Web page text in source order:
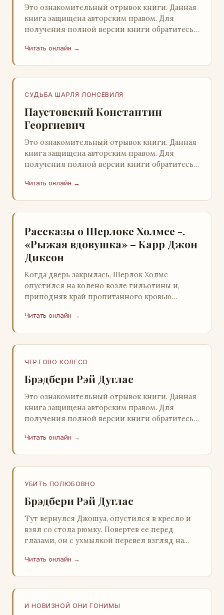
Это ознакомительный отрывок книги. Данная
книга защищена авторским правом. Для
получения полной версии книги обратитесь к
легального ко…
Читать онлайн →
СУДЬБА ШАРЛЯ ЛОНСЕВИЛЯ
Паустовский Константин
Георгиевич
Это ознакомительный отрывок книги. Данная
книга защищена авторским правом. Для
получения полной версии книги обратитесь к
легального ко…
Читать онлайн →
Рассказы о Шерлоке Холмсе -.
«Рыжая вдовушка» – Карр Джон
Диксон
Когда дверь закрылась, Шерлок Холмс
опустился на колено возле гильотины и,
приподняв край пропитанного кровью
скрывался под ним…
Читать онлайн →
ЧЕРТОВО КОЛЕСО
Брэдбери Рэй Дуглас
Это ознакомительный отрывок книги. Данная
книга защищена авторским правом. Для
получения полной версии книги обратитесь к
легального ко…
Читать онлайн →
УБИТЬ ПОЛЮБОВНО
Брэдбери Рэй Дуглас
Тут вернулся Джошуа, опустился в кресло и
взял со стола рюмку. Повертев ее перед
глазами, он с ухмылкой перевел взгляд на
видом с…
Читать онлайн →
И НОВИЗНОЙ ОНИ ГОНИМЫ